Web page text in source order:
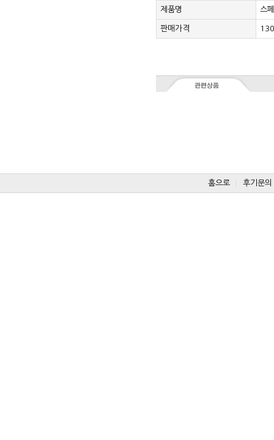
제품명 스
판매가격
홈으로 후기문의